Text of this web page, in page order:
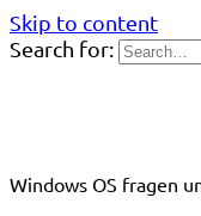
Skip to content
Search for:
Windows OS fragen